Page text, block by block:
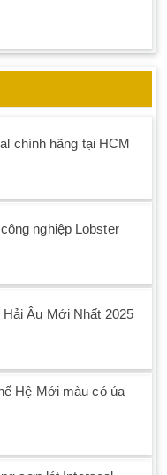
chính hãng tại HCM
nghiệp Lobster
Âu Mới Nhất 2025
Hệ Mới màu có úa